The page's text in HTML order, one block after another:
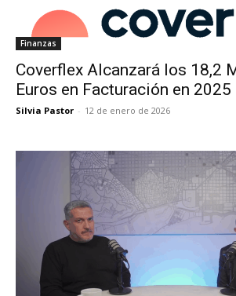
Finanzas
Coverflex Alcanzará los 18,2
Euros en Facturación en 2025
Silvia Pastor - 12 de enero de 2026